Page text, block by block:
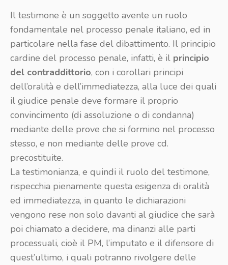
Il testimone è un soggetto avente un ruolo
fondamentale nel processo penale italiano, ed in
particolare nella fase del dibattimento. Il principio
cardine del processo penale, infatti, è il principio
del contraddittorio, con i corollari principi
dell’oralità e dell’immediatezza, alla luce dei quali
il giudice penale deve formare il proprio
convincimento (di assoluzione o di condanna)
mediante delle prove che si formino nel processo
stesso, e non mediante delle prove cd.
precostituite.
La testimonianza, e quindi il ruolo del testimone,
rispecchia pienamente questa esigenza di oralità
ed immediatezza, in quanto le dichiarazioni
vengono rese non solo davanti al giudice che sarà
poi chiamato a decidere, ma dinanzi alle parti
processuali, cioè il PM, l’imputato e il difensore di
quest’ultimo, i quali potranno rivolgere delle